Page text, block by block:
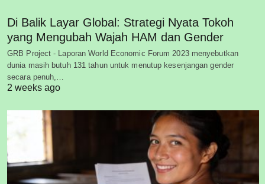
Di Balik Layar Global: Strategi Nyata Tokoh
yang Mengubah Wajah HAM dan Gender
GRB Project - Laporan World Economic Forum 2023 menyebutkan
dunia masih butuh 131 tahun untuk menutup kesenjangan gender
secara penuh,…
2 weeks ago